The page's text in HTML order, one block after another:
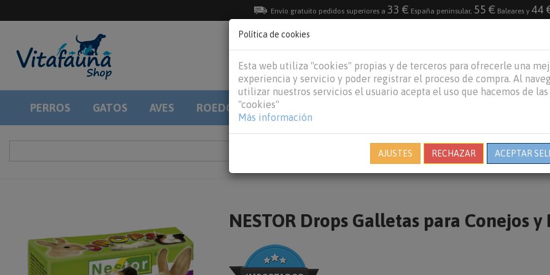
Envío gratuito pedidos superiores a 33 € España peninsular, 55 € Baleares y 44
DESTACADO
VACACIONES DE VERANO 2026
PERROS GATOS AVES ROEDORES REPTILES
NESTOR Drops Galletas para Conejos
Política de cookies
Esta web utiliza "cookies" propias y de terceros para ofrecerle una
experiencia y servicio y poder registrar el proceso de compra. Al
utilizar nuestros servicios el usuario acepta el uso que hacemos de las
"cookies"
Más información
AJUSTES RECHAZAR ACEPTAR